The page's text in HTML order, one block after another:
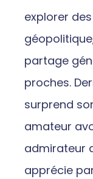
explorer
partage
proches.
surprend
amateur
admirateur
apprécie